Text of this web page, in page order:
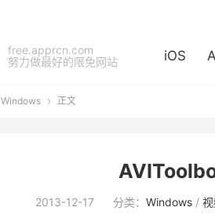
free.apprcn.com
努力做最好的限免网站
iOS
Windows  正文
2013-12-17 分类： Windows/